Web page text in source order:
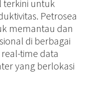
terkini untuk
Petrosea
memantau dan
di berbagai
time data
yang berlokasi